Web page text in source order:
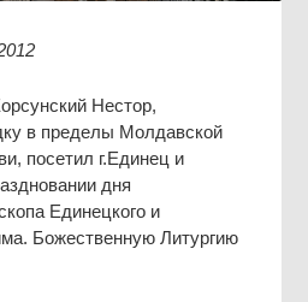
Нестор,
в пределы Молдавской
посетил г.Единец и
дня
Единецкого и
Божественную Литургию